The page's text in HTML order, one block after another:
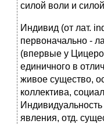
силой воли и
Индивид (от лат.
первоначально -
(впервые у
единичного в
живое существо,
коллектива,
явления, отд.